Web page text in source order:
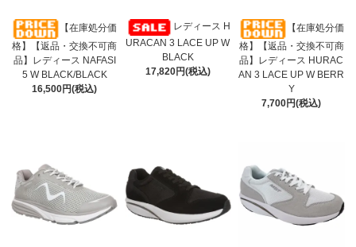
【在庫処分価
格】【返品・交換不可商
品】レディース NAFASI
5 W BLACK/BLACK
16,500円(税込)
レディース H
URACAN 3 LACE UP W
BLACK
17,820円(税込)
【在庫処分価
格】【返品・交換不可商
品】レディース HURAC
AN 3 LACE UP W BERR
Y
7,700円(税込)